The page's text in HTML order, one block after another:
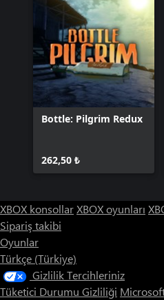
Bottle: Pilgrim Redux
262,50 ₺
XBOX konsollarXBOX oyunları
Sipariş takibi
Oyunlar
Türkçe (Türkiye)
Gizlilik Tercihleriniz
Tüketici Durumu Gizliliği